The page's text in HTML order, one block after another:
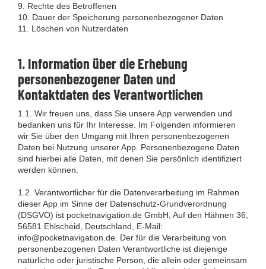
9. Rechte des Betroffenen
10. Dauer der Speicherung personenbezogener Daten
11. Löschen von Nutzerdaten
1. Information über die Erhebung
personenbezogener Daten und
Kontaktdaten des Verantwortlichen
1.1. Wir freuen uns, dass Sie unsere App verwenden und
bedanken uns für Ihr Interesse. Im Folgenden informieren
wir Sie über den Umgang mit Ihren personenbezogenen
Daten bei Nutzung unserer App. Personenbezogene Daten
sind hierbei alle Daten, mit denen Sie persönlich identifiziert
werden können.
1.2. Verantwortlicher für die Datenverarbeitung im Rahmen
dieser App im Sinne der Datenschutz-Grundverordnung
(DSGVO) ist pocketnavigation.de GmbH, Auf den Hähnen 36,
56581 Ehlscheid, Deutschland, E-Mail:
info@pocketnavigation.de. Der für die Verarbeitung von
personenbezogenen Daten Verantwortliche ist diejenige
natürliche oder juristische Person, die allein oder gemeinsam